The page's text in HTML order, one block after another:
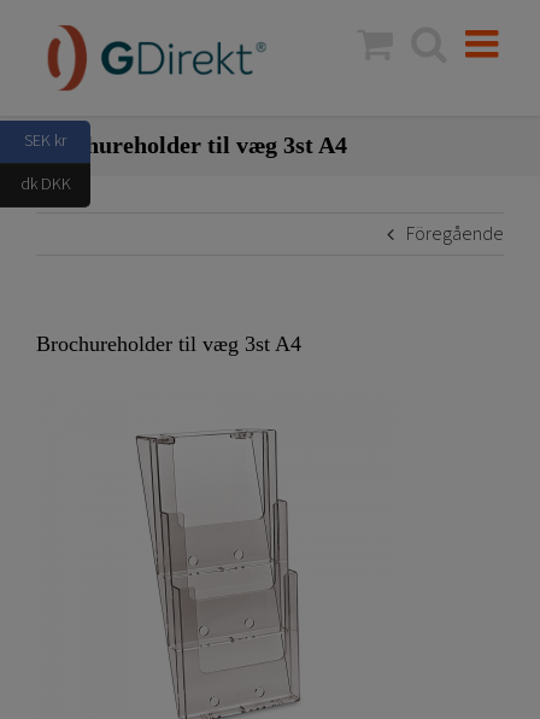
innehållet
Brochureholder til væg 3st A4
Föregående
Brochureholder til væg 3st A4
SEK kr
dk DKK